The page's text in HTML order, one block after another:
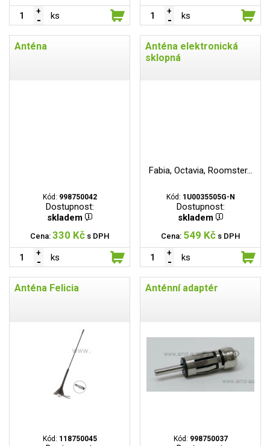
ks ks
Anténa
Kód: 998750042
Dostupnost:
skladem
Cena: 330 Kč s DPH
ks
Anténa elektronická
sklopná
Fabia, Octavia, Roomster...
Kód: 1U0035505G-N
Dostupnost:
skladem
Cena: 549 Kč s DPH
ks
Anténa Felicia
Kód: 118750045
Anténní adaptér
Kód: 998750037